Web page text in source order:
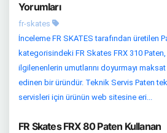
Yorumları
fr-skates
İnceleme FR SKATES tarafından üretilen
kategorisindeki FR Skates FRX 310 Paten,
ilgilenenlerin umutlarını doyurmayı maksat
edinen bir üründür. Teknik Servis Paten
servisleri için ürünün web sitesine eri...
FR Skates FRX 80 Paten Kullanan